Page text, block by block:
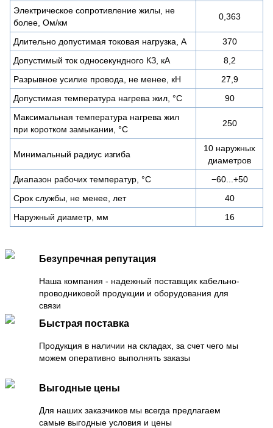
Электрическое сопротивление жилы, не
более, Ом/км
0,363
Длительно допустимая токовая нагрузка, А
370
Допустимый ток односекундного КЗ, кА
8,2
Разрывное усилие провода, не менее, кН
27,9
Допустимая температура нагрева жил, °С
90
Максимальная температура нагрева жил
при коротком замыкании, °С
250
Минимальный радиус изгиба
10 наружных
диаметров
Диапазон рабочих температур, °С
−60...+50
Срок службы, не менее, лет
40
Наружный диаметр, мм
16
Безупречная репутация
Наша компания - надежный поставщик кабельно-
проводниковой продукции и оборудования для
связи
Быстрая поставка
Продукция в наличии на складах, за счет чего мы
можем оперативно выполнять заказы
Выгодные цены
Для наших заказчиков мы всегда предлагаем
самые выгодные условия и цены